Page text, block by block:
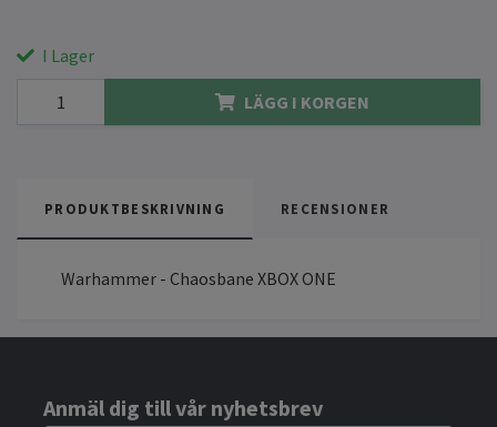
I Lager
LÄGG I KORGEN
PRODUKTBESKRIVNING RECENSIONER
Warhammer - Chaosbane XBOX ONE
Anmäl dig till vår nyhetsbrev